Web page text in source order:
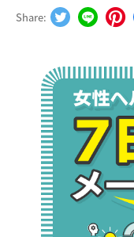
Share: